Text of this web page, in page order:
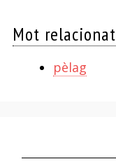
Mot relacionat
pèlag